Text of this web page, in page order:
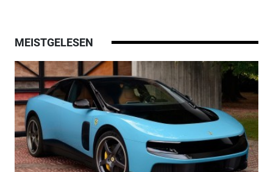
MEISTGELESEN